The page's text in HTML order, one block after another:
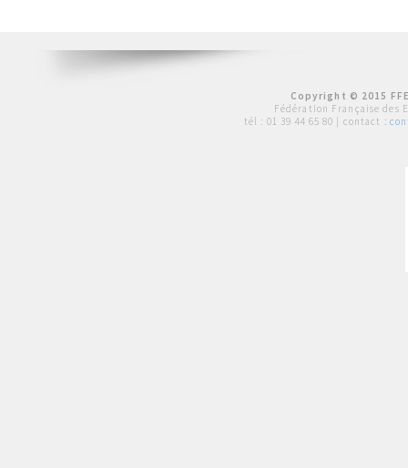
Copyright © 2015
Fédération Française des
tél : 01 39 44 65 80 | contact :